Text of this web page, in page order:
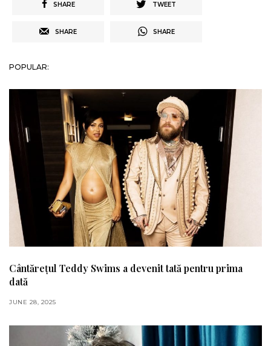
SHARE TWEET
SHARE SHARE
POPULAR:
Cântărețul Teddy Swims a devenit tată pentru prima
dată
JUNE 28, 2025